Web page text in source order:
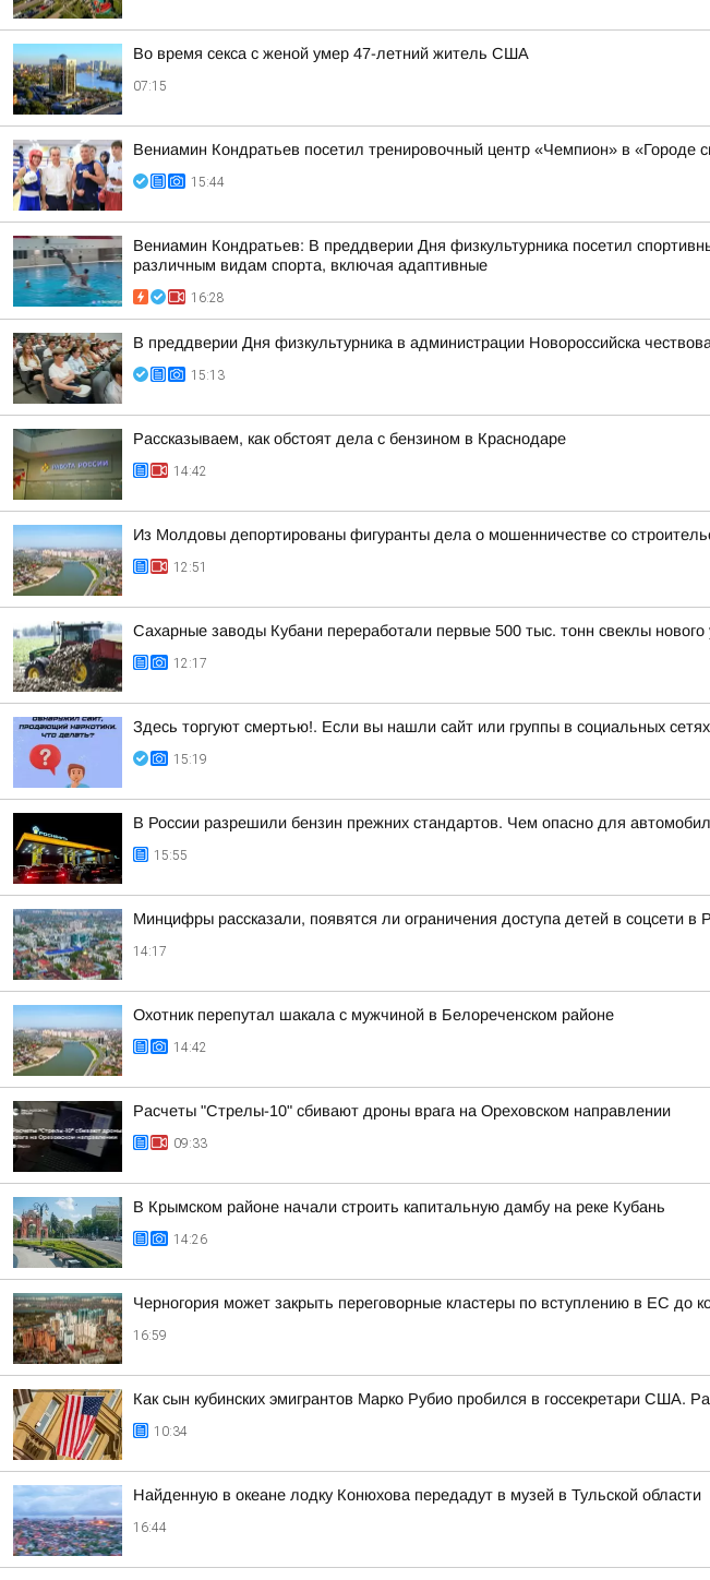
Во время секса с женой умер 47-летний житель США
07:15
Вениамин Кондратьев посетил тренировочный центр «Чемпион» в «Городе
15:44
Вениамин Кондратьев: В преддверии Дня физкультурника посетил
различным видам спорта, включая адаптивные
16:28
В преддверии Дня физкультурника в администрации Новороссийска
15:13
Рассказываем, как обстоят дела с бензином в Краснодаре
14:42
Из Молдовы депортированы фигуранты дела о мошенничестве со
12:51
Сахарные заводы Кубани переработали первые 500 тыс. тонн свеклы нового
12:17
Здесь торгуют смертью!. Если вы нашли сайт или группы в социальных
15:19
В России разрешили бензин прежних стандартов. Чем опасно для
15:55
Минцифры рассказали, появятся ли ограничения доступа детей в соцсети в
14:17
Охотник перепутал шакала с мужчиной в Белореченском районе
14:42
Расчеты "Стрелы-10" сбивают дроны врага на Ореховском направлении
09:33
В Крымском районе начали строить капитальную дамбу на реке Кубань
14:26
Черногория может закрыть переговорные кластеры по вступлению в ЕС до
16:59
Как сын кубинских эмигрантов Марко Рубио пробился в госсекретари США.
10:34
Найденную в океане лодку Конюхова передадут в музей в Тульской области
16:44